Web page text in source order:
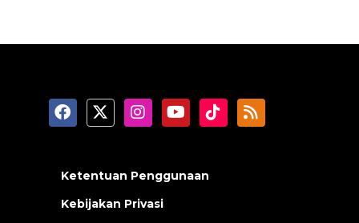
Ketentuan Penggunaan
Kebijakan Privasi